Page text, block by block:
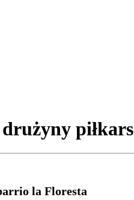
la Floresta